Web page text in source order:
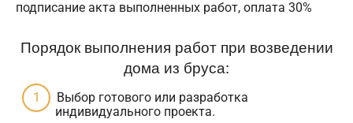
подписание акта выполненных работ, оплата 30%
Порядок выполнения работ при возведении
дома из бруса:
Выбор готового или разработка
индивидуального проекта.